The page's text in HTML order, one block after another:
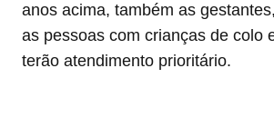
anos acima, também as
as pessoas com crianças de colo
terão atendimento prioritário.